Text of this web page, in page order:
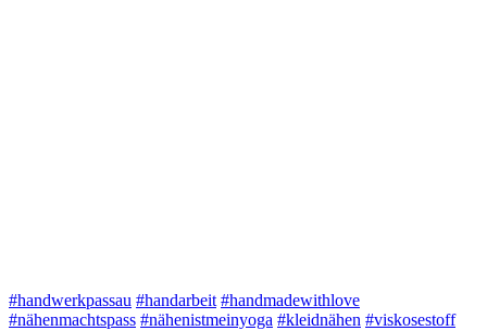
#handwerkpassau #handarbeit #handmadewithlove
#nähenmachtspass #nähenistmeinyoga #kleidnähen #viskosestoff